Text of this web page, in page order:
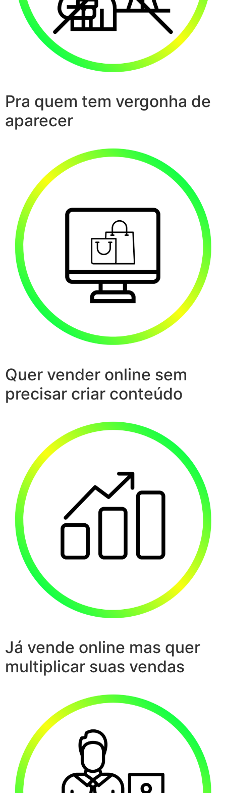
Pra quem tem vergonha de
aparecer
Quer vender online sem
precisar criar conteúdo
Já vende online mas quer
multiplicar suas vendas